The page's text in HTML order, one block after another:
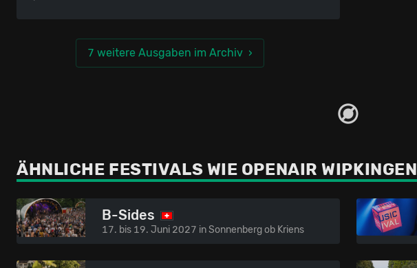
7 weitere Ausgaben im Archiv
ÄHNLICHE FESTIVALS WIE OPENAIR WIPKINGEN
B-Sides
17. bis 19. Juni 2027 in Sonnenberg ob Kriens